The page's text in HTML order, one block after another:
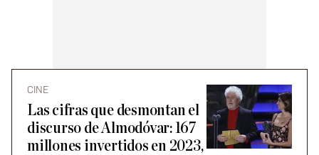
CINE
Las cifras que desmontan el
discurso de Almodóvar: 167
millones invertidos en 2023,